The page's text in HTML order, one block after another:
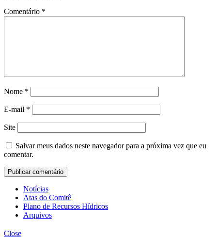
Comentário *
Nome *
E-mail *
Site
Salvar meus dados neste navegador para a próxima vez que eu
comentar.
Notícias
Atas do Comitê
Plano de Recursos Hídricos
Arquivos
Close